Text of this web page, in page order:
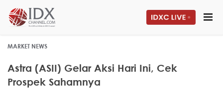
MARKET NEWS
Astra (ASII) Gelar Aksi Hari Ini, Cek
Prospek Sahamnya